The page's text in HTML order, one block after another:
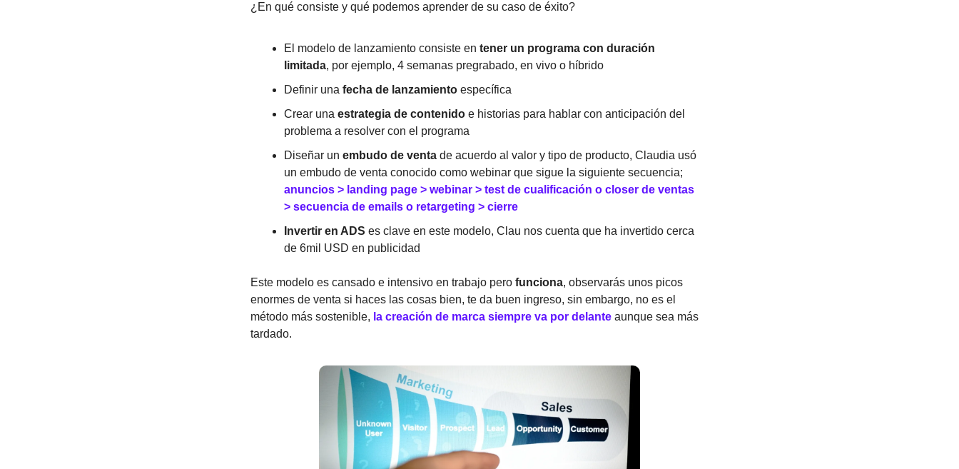
¿En qué consiste y qué podemos aprender de su caso de éxito?
El modelo de lanzamiento consiste en tener un programa con duración
limitada, por ejemplo, 4 semanas pregrabado, en vivo o híbrido
Definir una fecha de lanzamiento específica
Crear una estrategia de contenido e historias para hablar con anticipación del
problema a resolver con el programa
Diseñar un embudo de venta de acuerdo al valor y tipo de producto, Claudia usó
un embudo de venta conocido como webinar que sigue la siguiente secuencia;
anuncios > landing page > webinar > test de cualificación o closer de ventas
> secuencia de emails o retargeting > cierre
Invertir en ADS es clave en este modelo, Clau nos cuenta que ha invertido cerca
de 6mil USD en publicidad
Este modelo es cansado e intensivo en trabajo pero funciona, observarás unos picos
enormes de venta si haces las cosas bien, te da buen ingreso, sin embargo, no es el
método más sostenible, la creación de marca siempre va por delante aunque sea más
tardado.